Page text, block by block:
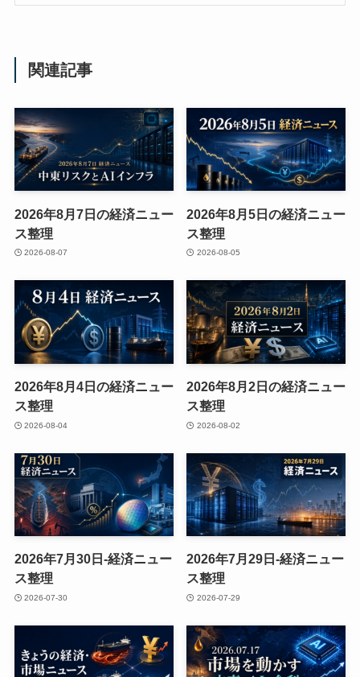
関連記事
2026年8月7日の経済ニュー
ス整理
2026-08-07
2026年8月5日の経済ニュー
ス整理
2026-08-05
2026年8月4日の経済ニュー
ス整理
2026-08-04
2026年8月2日の経済ニュー
ス整理
2026-08-02
2026年7月30日-経済ニュー
ス整理
2026-07-30
2026年7月29日-経済ニュー
ス整理
2026-07-29